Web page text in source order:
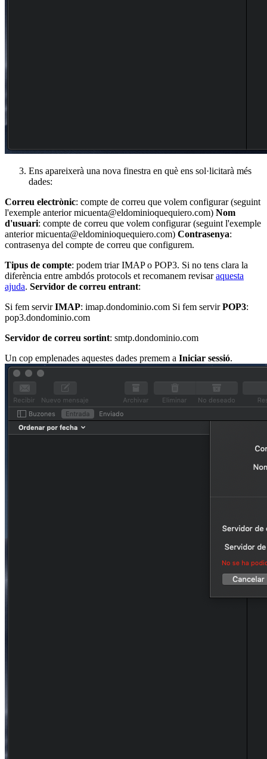
Ens apareixerà una nova finestra en què ens sol·licitarà més
dades:
Correu electrònic: compte de correu que volem configurar (seguint
l'exemple anterior micuenta@eldominioquequiero.com) Nom
d'usuari: compte de correu que volem configurar (seguint l'exemple
anterior micuenta@eldominioquequiero.com) Contrasenya:
contrasenya del compte de correu que configurem.
Tipus de compte: podem triar IMAP o POP3. Si no tens clara la
diferència entre ambdós protocols et recomanem revisaraquesta
ajuda. Servidor de correu entrant:
Si fem servirIMAP: imap.dondominio.com Si fem servirPOP3:
pop3.dondominio.com
Servidor de correu sortint: smtp.dondominio.com
Un cop emplenades aquestes dades premem a Iniciar sessió.